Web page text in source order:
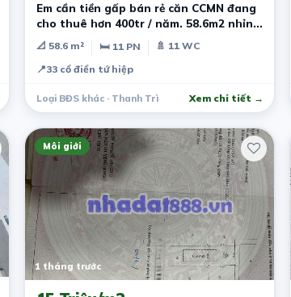
Em cần tiền gấp bán rẻ căn CCMN đang
cho thuê hơn 400tr / năm. 58.6m2 nhỉnh
12 tỷ
📐 58.6 m² 🛏 11 PN
🚿 11 WC
📍33 cổ điển tứ hiệp
Loại BĐS khác · Thanh Trì Xem chi tiết →
Môi giới
1 tháng trước